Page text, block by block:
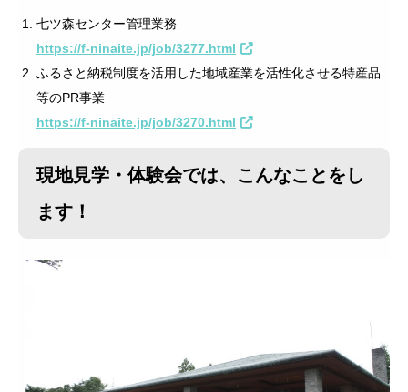
七ツ森センター管理業務
https://f-ninaite.jp/job/3277.html
ふるさと納税制度を活用した地域産業を活性化させる特産品
等のPR事業
https://f-ninaite.jp/job/3270.html
現地見学・体験会では、こんなことをし
ます！